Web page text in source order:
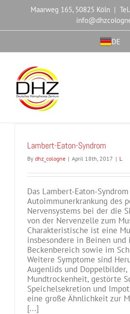
Maarweg 165, 50825 Köln |
DE
Lambert-Eaton-Syndrom
By dhz_cologne | April 18th, 2017 | L
Das Lambert-Eaton-
Autoimmunerkrankung des
Nervensystems bei der die
von der Nervenzelle zum
Charakteristische ist eine
insbesondere in Beinen und
Beckenbereich sowie im
Weitere Symptome sind
Augenlids und Doppelbilder,
Mundtrockenheit, gestörte
Speichelsekretion und
eine große Ähnlichkeit zur
[...]